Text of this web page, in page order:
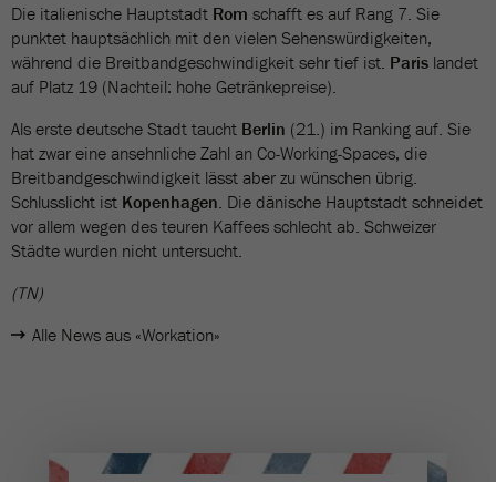
Die italienische Hauptstadt Rom schafft es auf Rang 7. Sie
punktet hauptsächlich mit den vielen Sehenswürdigkeiten,
während die Breitbandgeschwindigkeit sehr tief ist. Paris landet
auf Platz 19 (Nachteil: hohe Getränkepreise).
Als erste deutsche Stadt taucht Berlin (21.) im Ranking auf. Sie
hat zwar eine ansehnliche Zahl an Co-Working-Spaces, die
Breitbandgeschwindigkeit lässt aber zu wünschen übrig.
Schlusslicht ist Kopenhagen . Die dänische Hauptstadt schneidet
vor allem wegen des teuren Kaffees schlecht ab. Schweizer
Städte wurden nicht untersucht.
(TN)
Alle News aus «Workation»